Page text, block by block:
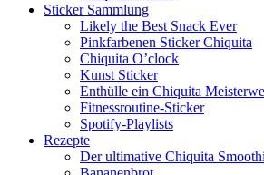
Sticker Sammlung
Likely the Best Snack Ever
Pinkfarbenen Sticker Chiquita
Chiquita O’clock
Kunst Sticker
Enthülle ein Chiquita
Fitnessroutine-Sticker
Spotify-Playlists
Rezepte
Der ultimative Chiquita